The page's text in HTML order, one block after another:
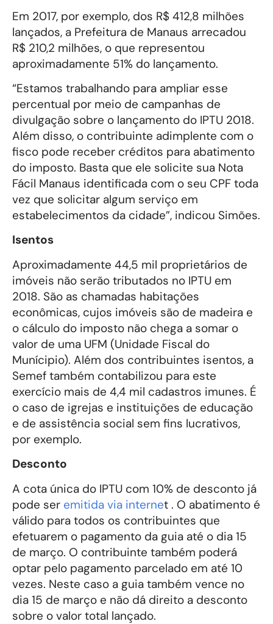
Em 2017, por exemplo, dos R$ 412,8 milhões
lançados, a Prefeitura de Manaus arrecadou
R$ 210,2 milhões, o que representou
aproximadamente 51% do lançamento.
“Estamos trabalhando para ampliar esse
percentual por meio de campanhas de
divulgação sobre o lançamento do IPTU 2018.
Além disso, o contribuinte adimplente com o
fisco pode receber créditos para abatimento
do imposto. Basta que ele solicite sua Nota
Fácil Manaus identificada com o seu CPF toda
vez que solicitar algum serviço em
estabelecimentos da cidade”, indicou Simões.
Isentos
Aproximadamente 44,5 mil proprietários de
imóveis não serão tributados no IPTU em
2018. São as chamadas habitações
econômicas, cujos imóveis são de madeira e
o cálculo do imposto não chega a somar o
valor de uma UFM (Unidade Fiscal do
Munícipio). Além dos contribuintes isentos, a
Semef também contabilizou para este
exercício mais de 4,4 mil cadastros imunes. É
o caso de igrejas e instituições de educação
e de assistência social sem fins lucrativos,
por exemplo.
Desconto
A cota única do IPTU com 10% de desconto já
pode ser emitida via internet . O abatimento é
válido para todos os contribuintes que
efetuarem o pagamento da guia até o dia 15
de março. O contribuinte também poderá
optar pelo pagamento parcelado em até 10
vezes. Neste caso a guia também vence no
dia 15 de março e não dá direito a desconto
sobre o valor total lançado.